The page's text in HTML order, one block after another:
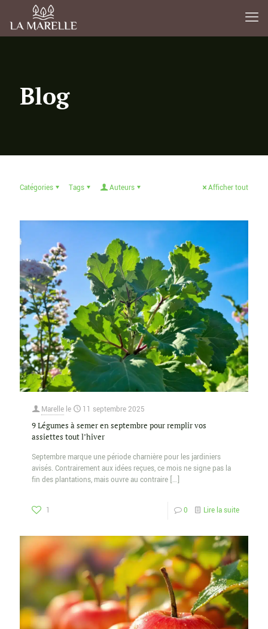
Blog
Catégories Tags Auteurs Afficher tout
Marelle le 11 septembre 2025
9 Légumes à semer en septembre pour remplir vos
assiettes tout l’hiver
Septembre marque une période charnière pour les jardiniers
avisés. Contrairement aux idées reçues, ce mois ne signe pas la
fin des plantations, mais ouvre au contraire […]
1 0 Lire la suite